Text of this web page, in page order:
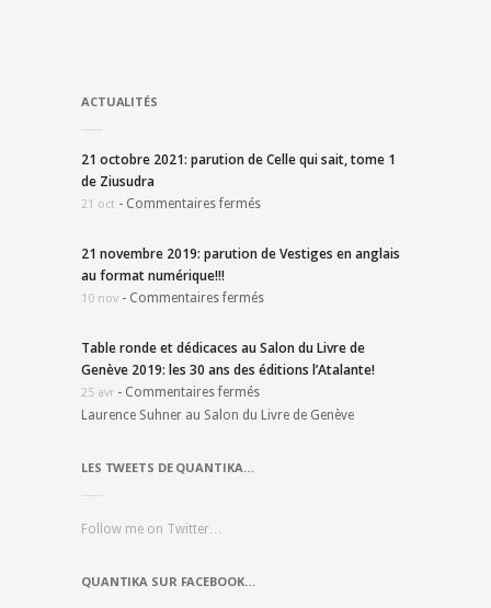
ACTUALITÉS
21 octobre 2021: parution de Celle qui sait, tome 1
de Ziusudra
21 oct - Commentaires fermés
21 novembre 2019: parution de Vestiges en anglais
au format numérique!!!
10 nov - Commentaires fermés
Table ronde et dédicaces au Salon du Livre de
Genève 2019: les 30 ans des éditions l’Atalante!
25 avr - Commentaires fermés
Laurence Suhner au Salon du Livre de Genève
LES TWEETS DE QUANTIKA…
Follow me on Twitter…
QUANTIKA SUR FACEBOOK…